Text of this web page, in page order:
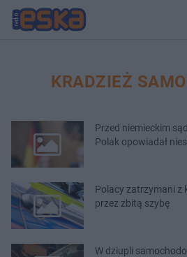
KRADZIEŻ
Przed niemieckim
Polak opowiadał
Polacy zatrzymani z
przez zbitą szybę
W dziupli